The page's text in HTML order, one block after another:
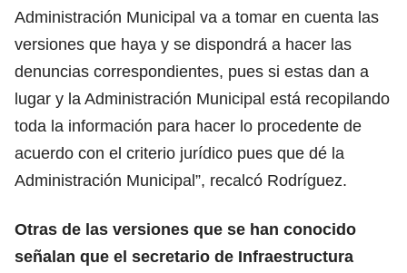
Administración Municipal va a tomar en cuenta las
versiones que haya y se dispondrá a hacer las
denuncias correspondientes, pues si estas dan a
lugar y la Administración Municipal está recopilando
toda la información para hacer lo procedente de
acuerdo con el criterio jurídico pues que dé la
Administración Municipal”, recalcó Rodríguez.
Otras de las versiones que se han conocido
señalan que el secretario de Infraestructura